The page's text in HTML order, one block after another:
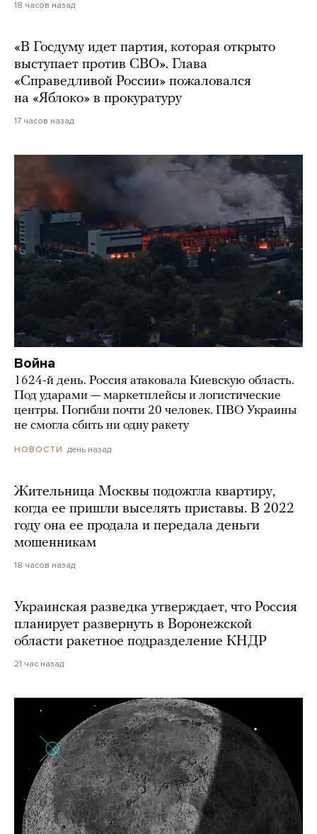
18 часов назад
«В Госдуму идет партия, которая открыто
выступает против СВО». Глава
«Справедливой России» пожаловался
на «Яблоко» в прокуратуру
17 часов назад
Война
1624-й день. Россия атаковала Киевскую область.
Под ударами — маркетплейсы и логистические
центры. Погибли почти 20 человек. ПВО Украины
не смогла сбить ни одну ракету
НОВОСТИ день назад
Жительница Москвы подожгла квартиру,
когда ее пришли выселять приставы. В 2022
году она ее продала и передала деньги
мошенникам
18 часов назад
Украинская разведка утверждает, что Россия
планирует развернуть в Воронежской
области ракетное подразделение КНДР
21 час назад